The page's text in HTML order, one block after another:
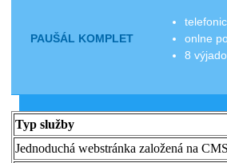
PAUŠÁL KOMPLET
onlne
8
Typ služby
Jednoduchá webstránka založená na